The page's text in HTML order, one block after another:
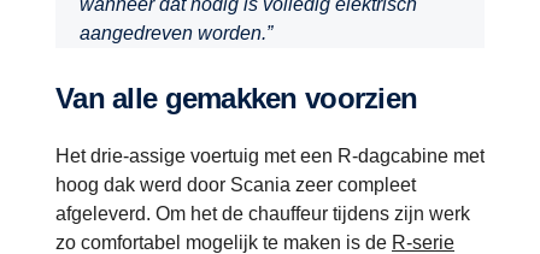
aangedreven worden.”
Van alle gemakken voorzien
Het drie-assige voertuig met een R-dagcabine met
hoog dak werd door Scania zeer compleet
afgeleverd. Om het de chauffeur tijdens zijn werk
zo comfortabel mogelijk te maken is de R-serie